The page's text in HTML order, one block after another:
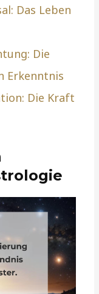
Das Leben
Die
Erkenntnis
Die Kraft